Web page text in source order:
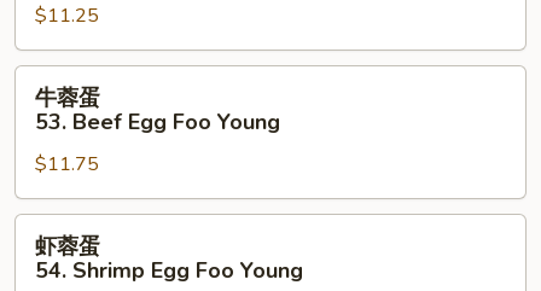
52.
Roast
Pork
Egg
Foo
Young
$11.25
53.
Beef
Egg
Foo
Young
牛蓉蛋
53. Beef Egg Foo Young
$11.75
虾蓉蛋
54. Shrimp Egg Foo Young